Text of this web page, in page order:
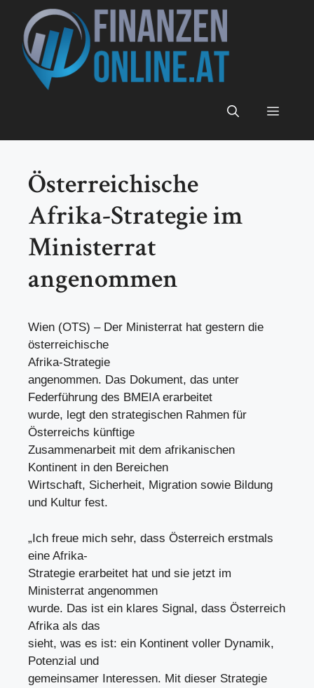
Inhalt
springen
Menü
Österreichische
Afrika-Strategie im
Ministerrat
angenommen
Wien (OTS) – Der Ministerrat hat gestern die
österreichische
Afrika-Strategie
angenommen. Das Dokument, das unter
Federführung des BMEIA erarbeitet
wurde, legt den strategischen Rahmen für
Österreichs künftige
Zusammenarbeit mit dem afrikanischen
Kontinent in den Bereichen
Wirtschaft, Sicherheit, Migration sowie Bildung
und Kultur fest.
„Ich freue mich sehr, dass Österreich erstmals
eine Afrika-
Strategie erarbeitet hat und sie jetzt im
Ministerrat angenommen
wurde. Das ist ein klares Signal, dass Österreich
Afrika als das
sieht, was es ist: ein Kontinent voller Dynamik,
Potenzial und
gemeinsamer Interessen. Mit dieser Strategie